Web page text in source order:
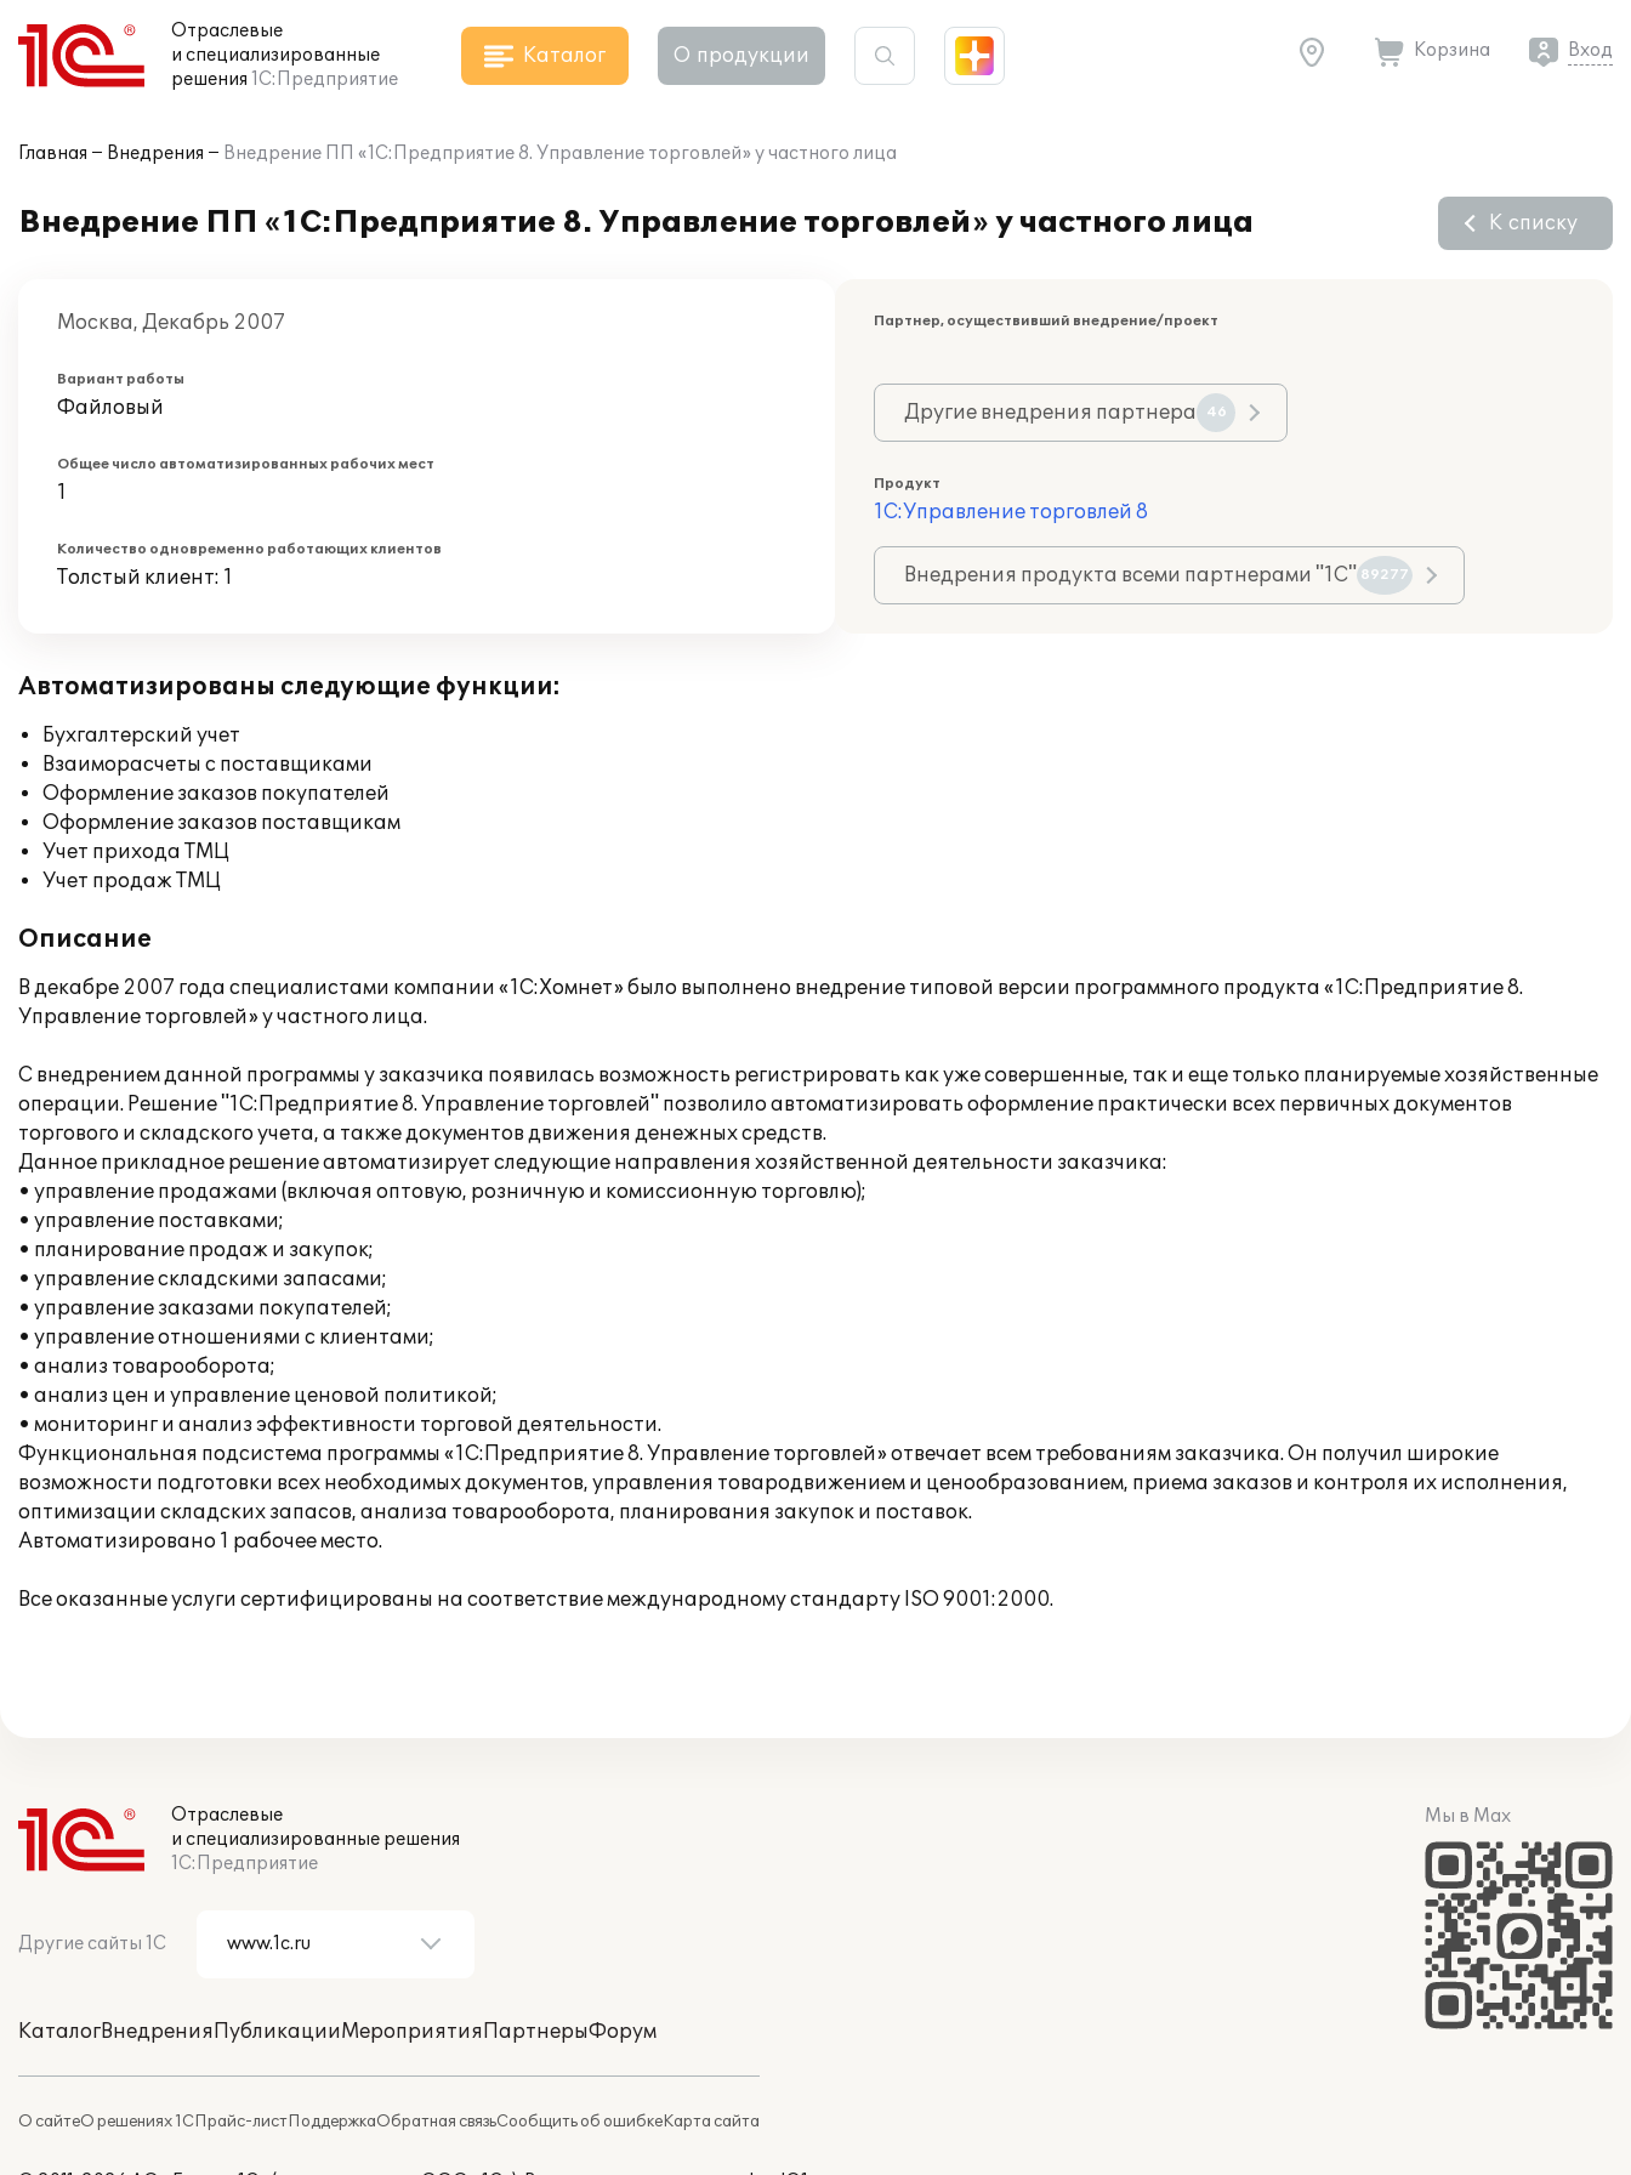
Отраслевые
и специализированные
решения 1С:Предприятие
Каталог О продукции Корзина Вход
Главная Внедрения Внедрение ПП «1С:Предприятие 8. Управление торговлей» у частного лица
Внедрение ПП «1С:Предприятие 8. Управление торговлей» у частного лица К списку
Москва, Декабрь 2007
Вариант работы
Файловый
Общее число автоматизированных рабочих мест
1
Количество одновременно работающих клиентов
Толстый клиент: 1
Партнер, осуществивший внедрение/проект
Другие внедрения партнера 46
Продукт
1С:Управление торговлей 8
Внедрения продукта всеми партнерами "1С" 89277
Автоматизированы следующие функции:
Бухгалтерский учет
Взаиморасчеты с поставщиками
Оформление заказов покупателей
Оформление заказов поставщикам
Учет прихода ТМЦ
Учет продаж ТМЦ
Описание
В декабре 2007 года специалистами компании «1С:Хомнет» было выполнено внедрение типовой версии программного продукта «1С:Предприятие 8.
Управление торговлей» у частного лица.
С внедрением данной программы у заказчика появилась возможность регистрировать как уже совершенные, так и еще только планируемые хозяйственные
операции. Решение "1С:Предприятие 8. Управление торговлей" позволило автоматизировать оформление практически всех первичных документов
торгового и складского учета, а также документов движения денежных средств.
Данное прикладное решение автоматизирует следующие направления хозяйственной деятельности заказчика:
• управление продажами (включая оптовую, розничную и комиссионную торговлю);
• управление поставками;
• планирование продаж и закупок;
• управление складскими запасами;
• управление заказами покупателей;
• управление отношениями с клиентами;
• анализ товарооборота;
• анализ цен и управление ценовой политикой;
• мониторинг и анализ эффективности торговой деятельности.
Функциональная подсистема программы «1С:Предприятие 8. Управление торговлей» отвечает всем требованиям заказчика. Он получил широкие
возможности подготовки всех необходимых документов, управления товародвижением и ценообразованием, приема заказов и контроля их исполнения,
оптимизации складских запасов, анализа товарооборота, планирования закупок и поставок.
Автоматизировано 1 рабочее место.
Все оказанные услуги сертифицированы на соответствие международному стандарту ISO 9001:2000.
Отраслевые
и специализированные решения
1С:Предприятие
Другие сайты 1С
КаталогВнедренияПубликацииМероприятияПартнерыФорум
О сайтеО решениях 1СПрайс-листПоддержкаОбратная связьСообщить об ошибкеКарта сайта
Мы в Max